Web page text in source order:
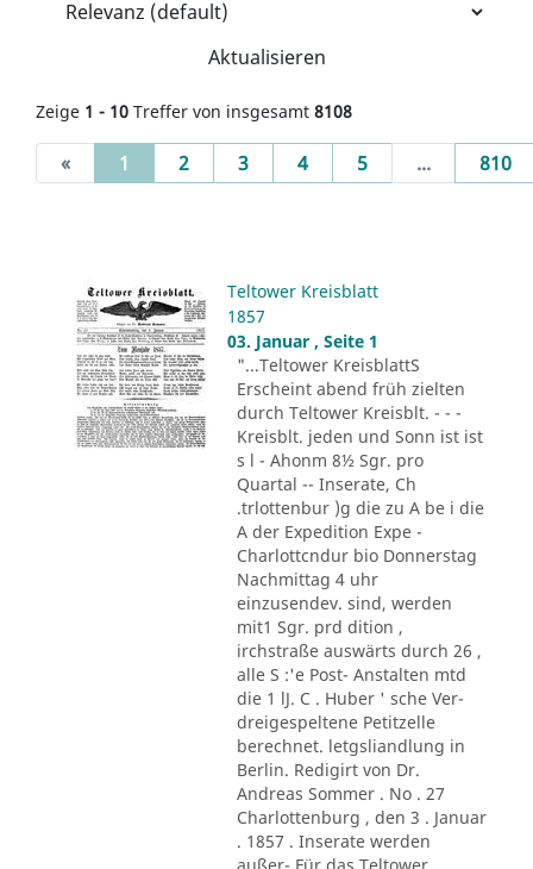
Aktualisieren
Zeige 1 - 10 Treffer von insgesamt 8108
« 1 (current)
2 3 4 5 ... 810
Teltower Kreisblatt
1857
03. Januar , Seite 1
"...Teltower KreisblattS
Erscheint abend früh zielten
durch Teltower Kreisblt. - - -
Kreisblt. jeden und Sonn ist ist
s l - Ahonm 8½ Sgr. pro
Quartal -- Inserate, Ch
.trlottenbur )g die zu A be i die
A der Expedition Expe -
Charlottcndur bio Donnerstag
Nachmittag 4 uhr
einzusendev. sind, werden
mit1 Sgr. prd dition ,
irchstraße auswärts durch 26 ,
alle S :'e Post- Anstalten mtd
die 1 lJ. C . Huber ' sche Ver-
dreigespeltene Petitzelle
berechnet. letgsliandlung in
Berlin. Redigirt von Dr.
Andreas Sommer . No . 27
Charlottenburg , den 3 . Januar
. 1857 . Inserate werden